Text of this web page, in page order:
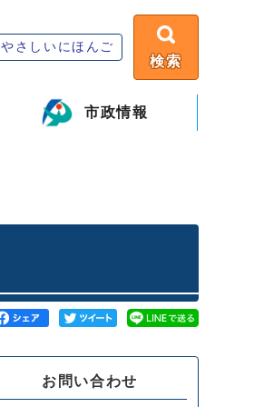
やさしいにほんご
検索
市政情報
お問い合わせ